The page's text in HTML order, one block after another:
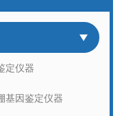
定仪器
基因鉴定仪器